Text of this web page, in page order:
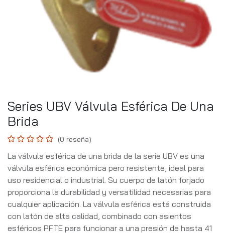
Series UBV Válvula Esférica De Una
Brida
(0 reseña)
La válvula esférica de una brida de la serie UBV es una
válvula esférica económica pero resistente, ideal para
uso residencial o industrial. Su cuerpo de latón forjado
proporciona la durabilidad y versatilidad necesarias para
cualquier aplicación. La válvula esférica está construida
con latón de alta calidad, combinado con asientos
esféricos PFTE para funcionar a una presión de hasta 41